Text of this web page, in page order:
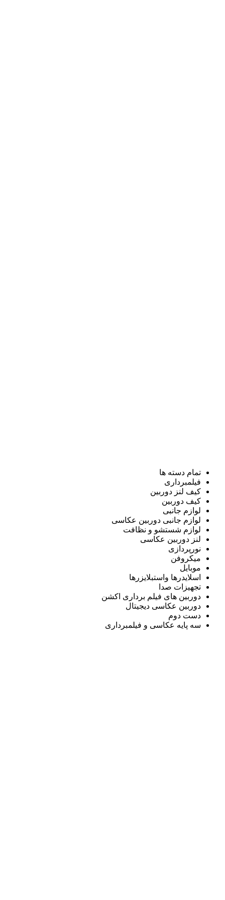
تمام دسته ها
فیلمبرداری
کیف لنز دوربین
کیف دوربین
لوازم جانبی
لوازم جانبی دوربین عکاسی
لوازم شستشو و نظافت
لنز دوربین عکاسی
نورپردازی
میکروفن
موبایل
اسلایدرها واستبلایزرها
تجهیزات صدا
دوربین های فیلم برداری اکشن
دوربین عکاسی دیجیتال
دست دوم
سه پایه عکاسی و فیلمبرداری